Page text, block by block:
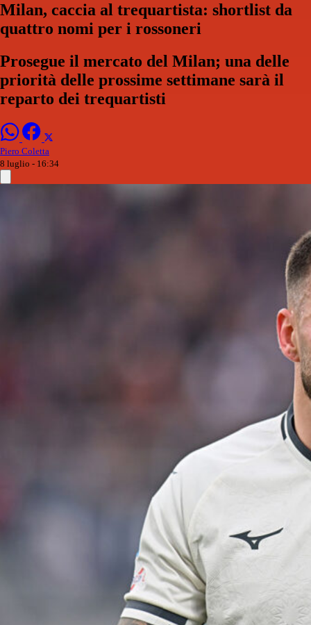
Milan, caccia al trequartista: shortlist da
quattro nomi per i rossoneri
Prosegue il mercato del Milan; una delle
priorità delle prossime settimane sarà il
reparto dei trequartisti
Piero Coletta
8 luglio - 16:34